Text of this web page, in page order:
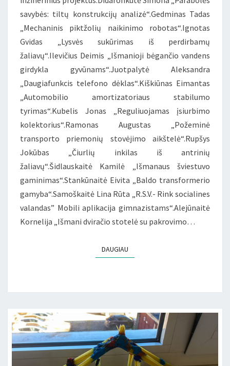
savybės: tiltų konstrukcijų analizė“.Gedminas Tadas
„Mechaninis piktžolių naikinimo robotas“.Ignotas
Gvidas „Lysvės sukūrimas iš perdirbamų
žaliavų“.Ilevičius Deimis „Išmanioji bėgančio vandens
girdykla gyvūnams“.Juotpalytė Aleksandra
„Daugiafunkcis telefono dėklas“.Kiškiūnas Eimantas
„Automobilio amortizatoriaus stabilumo
tyrimas“.Kubelis Jonas „Reguliuojamas įsiurbimo
kolektorius“.Ramonas Augustas „Požeminė
transporto priemonių stovėjimo aikštelė“.Rupšys
Jokūbas „Čiurlių inkilas iš antrinių
žaliavų“.Šidlauskaitė Kamilė „Išmanaus šviestuvo
gaminimas“.Stankūnaitė Eivita „Baldo transformerio
gamyba“.Samoškaitė Lina Rūta „R.S.V.- Rink socialines
valandas” Mobili aplikacija gimnazistams“.Alejūnaitė
Kornelija „Išmani dviračio stotelė su pakrovimo…
DAUGIAU